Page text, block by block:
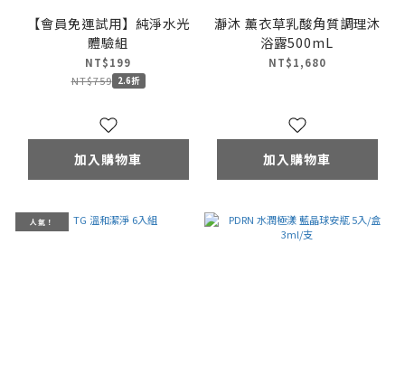
【會員免運試用】純淨水光
體驗組
NT$199
NT$759 2.6折
加入購物車
瀞沐 薰衣草乳酸角質調理沐
浴露500mL
NT$1,680
加入購物車
人氣！